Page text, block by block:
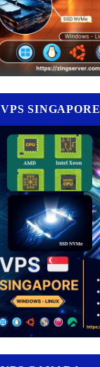
VPS SINGAPORE